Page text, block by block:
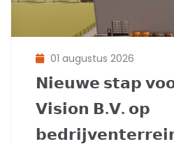
𝗡𝗶𝗲𝘂𝘄𝗲 𝘀𝘁𝗮𝗽
𝗩𝗶𝘀𝗶𝗼𝗻 𝗕.𝗩. 𝗼𝗽
01 augustus 2026